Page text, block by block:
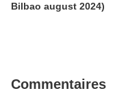
Bilbao august 2024)
Commentaires